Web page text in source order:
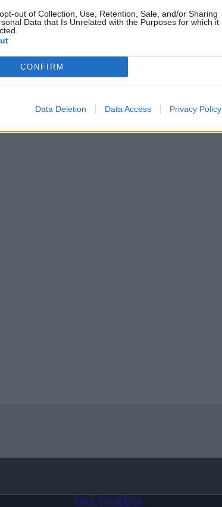
out of Collection, Use, Retention, Sale, and/or Sharing
Data that Is Unrelated with the Purposes for which it
CONFIRM
Data Deletion Data Access Privacy Policy